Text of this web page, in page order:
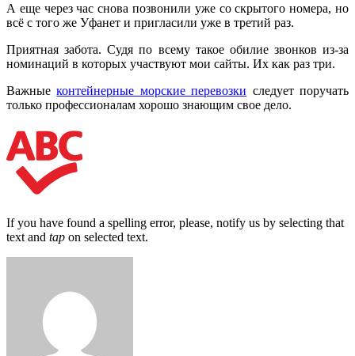
А еще через час снова позвонили уже со скрытого номера, но
всё с того же Уфанет и пригласили уже в третий раз.
Приятная забота. Судя по всему такое обилие звонков из-за
номинаций в которых участвуют мои сайты. Их как раз три.
Важныеконтейнерные морские перевозки следует поручать
только профессионалам хорошо знающим свое дело.
If you have found a spelling error, please, notify us by selecting that
text and tap on selected text.